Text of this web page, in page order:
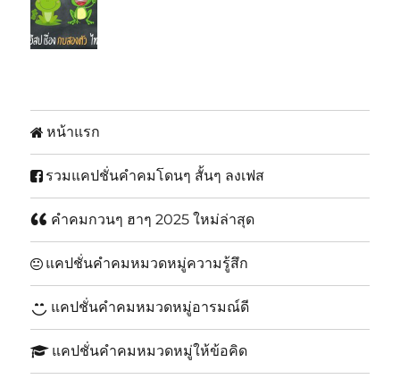
หน้าแรก
รวมแคปชั่นคำคมโดนๆ สั้นๆ ลงเฟส
คำคมกวนๆ ฮาๆ 2025 ใหม่ล่าสุด
แคปชั่นคำคมหมวดหมู่ความรู้สึก
แคปชั่นคำคมหมวดหมู่อารมณ์ดี
แคปชั่นคำคมหมวดหมู่ให้ข้อคิด